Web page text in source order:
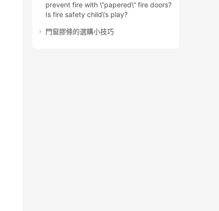
prevent fire with \”papered\” fire doors?
Is fire safety child\’s play?
門窗膠條的選購小技巧